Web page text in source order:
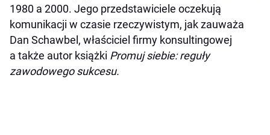
1980 a 2000. Jego przedstawiciele oczekują
komunikacji w czasie rzeczywistym, jak zauważa
Dan Schawbel, właściciel firmy konsultingowej
a także autor książki Promuj siebie: reguły
zawodowego sukcesu.